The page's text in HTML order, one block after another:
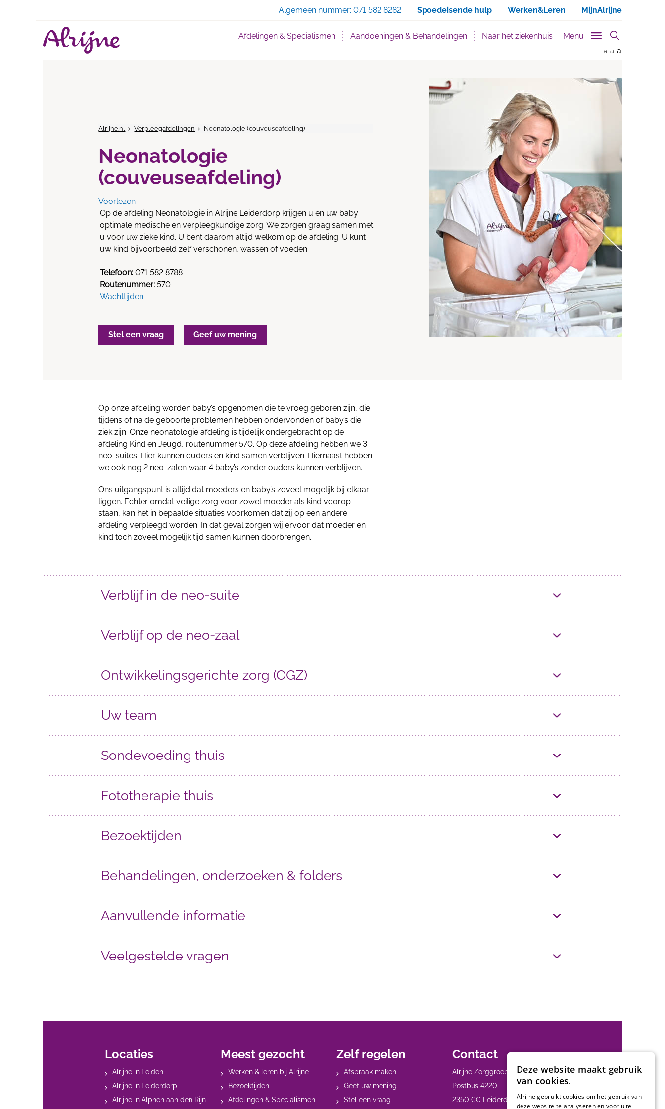
Algemeen nummer: 071 582 8282 Spoedeisende hulp Werken&Leren MijnAlrijne
Afdelingen & Specialismen Aandoeningen & Behandelingen Naar het ziekenhuis Menu
a a a
Alrijne.nl Verpleegafdelingen Neonatologie (couveuseafdeling)
Neonatologie
(couveuseafdeling)
Voorlezen
Op de afdeling Neonatologie in Alrijne Leiderdorp krijgen u en uw baby
optimale medische en verpleegkundige zorg. We zorgen graag samen met
u voor uw zieke kind. U bent daarom altijd welkom op de afdeling. U kunt
uw kind bijvoorbeeld zelf verschonen, wassen of voeden.
Telefoon: 071 582 8788
Routenummer: 570
Wachttijden
Stel een vraag Geef uw mening
Op onze afdeling worden baby’s opgenomen die te vroeg geboren zijn, die
tijdens of na de geboorte problemen hebben ondervonden of baby’s die
ziek zijn. Onze neonatologie afdeling is tijdelijk ondergebracht op de
afdeling Kind en Jeugd, routenummer 570. Op deze afdeling hebben we 3
neo-suites. Hier kunnen ouders en kind samen verblijven. Hiernaast hebben
we ook nog 2 neo-zalen waar 4 baby’s zonder ouders kunnen verblijven.
Ons uitgangspunt is altijd dat moeders en baby’s zoveel mogelijk bij elkaar
liggen. Echter omdat veilige zorg voor zowel moeder als kind voorop
staan, kan het in bepaalde situaties voorkomen dat zij op een andere
afdeling verpleegd worden. In dat geval zorgen wij ervoor dat moeder en
kind toch zoveel mogelijk tijd samen kunnen doorbrengen.
Verblijf in de neo-suite
Verblijf op de neo-zaal
Ontwikkelingsgerichte zorg (OGZ)
Uw team
Sondevoeding thuis
Fototherapie thuis
Bezoektijden
Behandelingen, onderzoeken & folders
Aanvullende informatie
Veelgestelde vragen
Locaties
Alrijne in Leiden
Alrijne in Leiderdorp
Alrijne in Alphen aan den Rijn
Meest gezocht
Werken & leren bij Alrijne
Bezoektijden
Afdelingen & Specialismen
Zelf regelen
Afspraak maken
Geef uw mening
Stel een vraag
Contact
Alrijne Zorggroep
Postbus 4220
2350 CC Leiderdorp
Deze website maakt gebruik
van cookies.
Alrijne gebruikt cookies om het gebruik van
deze website te analyseren en voor u te